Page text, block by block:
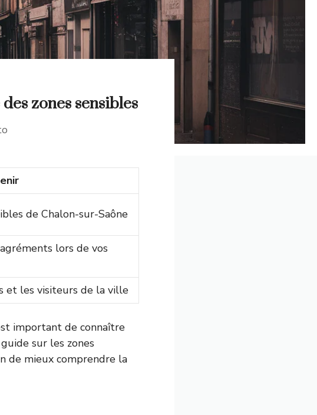
zones sensibles
de Chalon-sur-Saône
lors de vos
et les visiteurs de la ville
important de connaître
sur les zones
de mieux comprendre la